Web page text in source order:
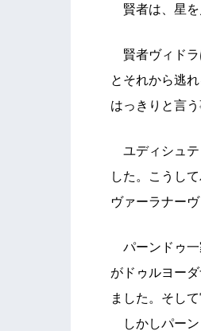
賢者は、星を
賢者ヴィドラ
とそれから逃
はっきりと言
ユディシュテ
した。こうし
ヴァーラナー
パーンドゥ一
がドゥルヨー
ました。そし
しかしパーン